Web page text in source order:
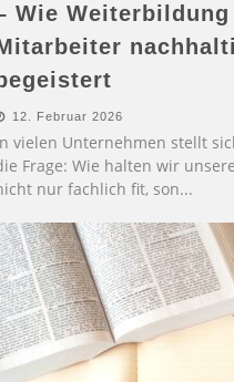
Wie Weiterbildung
begeistert
12. Februar 2026
vielen Unternehmen stellt
Frage: Wie halten wir
nur fachlich fit, son...